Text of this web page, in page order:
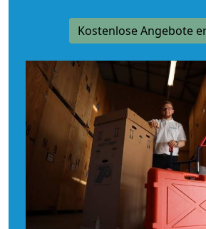
Kostenlose Angebote